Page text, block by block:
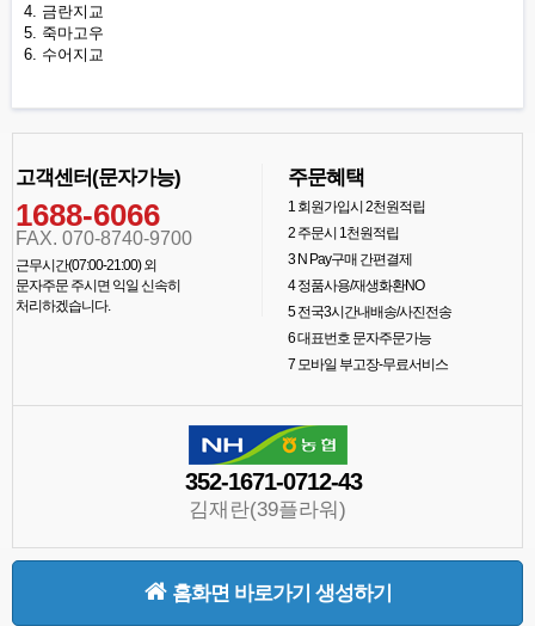
4. 금란지교
5. 죽마고우
6. 수어지교
고객센터(문자가능)
1688-6066
FAX. 070-8740-9700
근무시간(07:00-21:00) 외
문자주문 주시면 익일 신속히
처리하겠습니다.
주문혜택
1회원가입시 2천원적립
2주문시 1천원적립
3N Pay구매 간편결제
4정품사용/재생화환NO
5전국3시간내배송/사진전송
6대표번호 문자주문가능
7모바일 부고장-무료서비스
352-1671-0712-43
김재란(39플라워)
홈화면 바로가기 생성하기